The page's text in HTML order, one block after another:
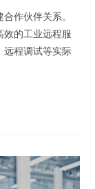
作伙伴关系。
效的工业远程服
远程调试等实际